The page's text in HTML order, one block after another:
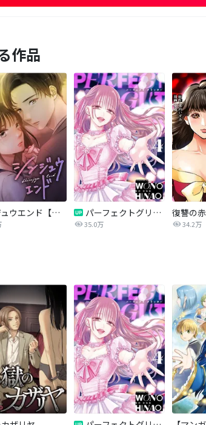
作品
シンジュウエンド【タテヨミ】 パーフェクトグリッター
35.0万 34.2万